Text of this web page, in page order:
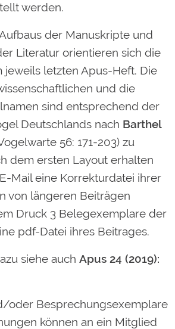
werden.
der Manuskripte und
Literatur orientieren sich die
jeweils letzten Apus-Heft. Die
und die
sind entsprechend der
Deutschlands nach Barthel
56: 171-203) zu
dem ersten Layout erhalten
Mail eine Korrekturdatei ihrer
von längeren Beiträgen
Druck 3 Belegexemplare der
pdf-Datei ihres Beitrages.
siehe auch Apus 24 (2019):
oder Besprechungsexemplare
können an ein Mitglied